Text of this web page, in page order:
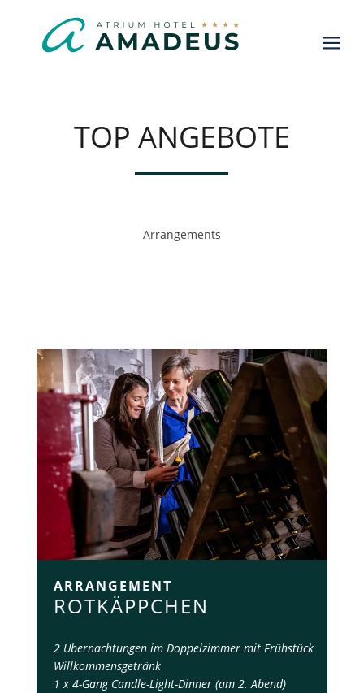
a
TOP ANGEBOTE
Arrangements
ARRANGEMENT
ROTKÄPPCHEN
2 Übernachtungen im Doppelzimmer mit Frühstück
Willkommensgetränk
1 x 4-Gang Candle-Light-Dinner (am 2. Abend)